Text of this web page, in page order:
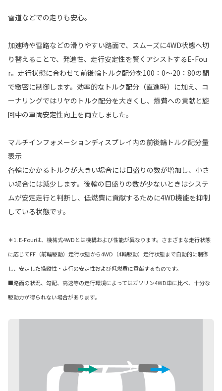
雪道などでの走りも安心。
加速時や雪路などの滑りやすい路面で、スムーズに4WD状態へ切
り替えることで、発進性、走行安定性を賢くアシストするE-Fou
r。走行状態に合わせて前後輪トルク配分を100：0～20：80の間
で緻密に制御します。効率的なトルク配分（直進時）に加え、コ
ーナリングではリヤのトルク配分を大きくし、燃費への貢献と旋
回中の車両安定性向上を両立しました。
マルチインフォメーションディスプレイ内の前後輪トルク配分量
表示
各輪にかかるトルクが大きい場合には目盛りの数が増加し、小さ
い場合には減少します。後輪の目盛りの数が少ないときはシステ
ムが安定走行と判断し、低燃費に貢献するために4WD機能を抑制
している状態です。
＊1. E-Fourは、機械式4WDとは機構および性能が異なります。さまざまな走行状態
に応じてFF（前輪駆動）走行状態から4WD（4輪駆動）走行状態まで自動的に制御
し、安定した操縦性・走行の安定性および低燃費に貢献するものです。
■路面の状況、勾配、高速等の走行環境によってはガソリン4WD車に比べ、十分な
駆動力が得られない場合があります。